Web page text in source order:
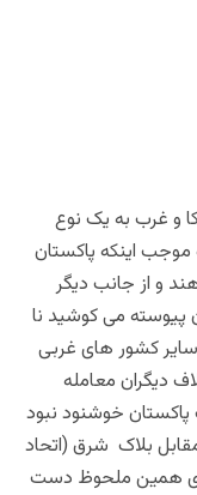
و غرب به یک نوع
اینکه پاکستان
و از جانب دیگر
پیوسته می کوشید نا
سایر کشور های غربی
دیگران معامله
پاکستان خوشنود نبود
بلاک شرق (اتحاد
همین ملحوظ دست